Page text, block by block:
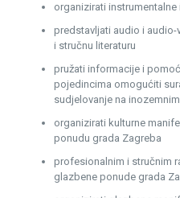
organizirati instrumentalne
predstavljati audio i audio-
i stručnu literaturu
pružati informacije i
pojedincima omogućiti
sudjelovanje na
organizirati kulturne
ponudu grada Zagreba
profesionalnim i stručnim
glazbene ponude grada